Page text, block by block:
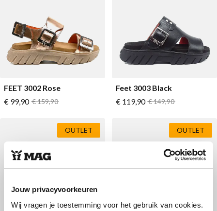
Jouw privacyvoorkeuren
Wij vragen je toestemming voor het gebruik van cookies.
FEET 3002 Rose
Vanaf
€ 99,90 Normale prijs
€ 159,90
Feet 3003 Black
Vanaf
€ 119,90 Normale prijs
€ 149,90
OUTLET OUTLET